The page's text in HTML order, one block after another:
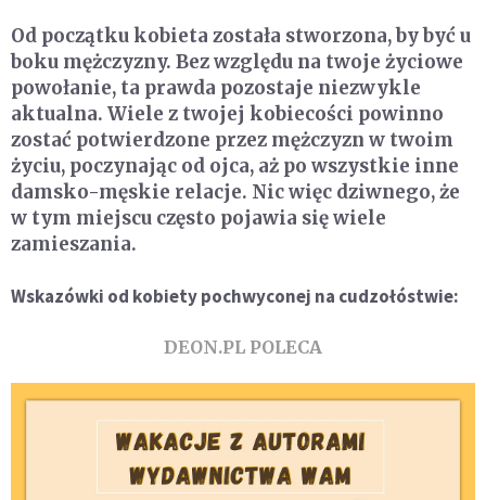
Od początku kobieta została stworzona, by być u
boku mężczyzny. Bez względu na twoje życiowe
powołanie, ta prawda pozostaje niezwykle
aktualna. Wiele z twojej kobiecości powinno
zostać potwierdzone przez mężczyzn w twoim
życiu, poczynając od ojca, aż po wszystkie inne
damsko-męskie relacje. Nic więc dziwnego, że
w tym miejscu często pojawia się wiele
zamieszania.
Wskazówki od kobiety pochwyconej na cudzołóstwie:
DEON.PL POLECA